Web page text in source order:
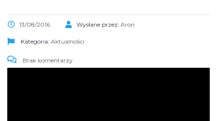
13/08/2016 Wysłane przez: Aron
Kategoria: Aktualności
Brak komentarzy